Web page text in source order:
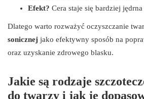
Efekt? Cera staje się bardziej
Dlatego warto rozważyć oczyszczanie
sonicznej jako efektywny sposób na
oraz uzyskanie zdrowego blasku.
Jakie są rodzaje
do twarzy i jak je